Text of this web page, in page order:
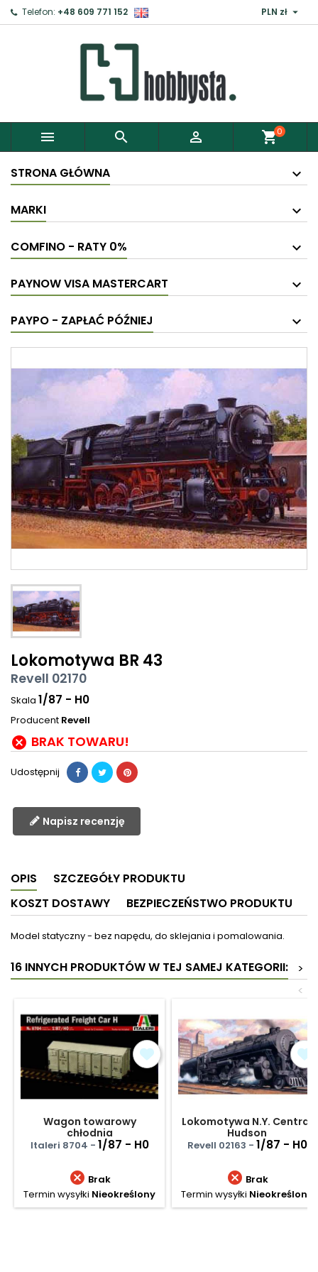
Telefon: +48 609 771 152 PLN zł 
   shopping_cart0
STRONA GŁÓWNA
MARKI
COMFINO - RATY 0%
PAYNOW VISA MASTERCART
PAYPO - ZAPŁAĆ PÓŹNIEJ
Lokomotywa BR 43
Revell 02170
Skala 1/87 - H0
Producent Revell
 BRAK TOWARU!
Udostępnij
Napisz recenzję
OPIS
SZCZEGÓŁY PRODUKTU
KOSZT DOSTAWY
BEZPIECZEŃSTWO PRODUKTU
Model statyczny - bez napędu, do sklejania i pomalowania.
16 INNYCH PRODUKTÓW W TEJ SAMEJ KATEGORII:
>
<
Wagon towarowy
chłodnia
Italeri 8704 - 1/87 - H0
 Brak
Termin wysyłki Nieokreślony
Lokomotywa N.Y. Central
Hudson
Revell 02163 - 1/87 - H0
 Brak
Termin wysyłki Nieokreślony